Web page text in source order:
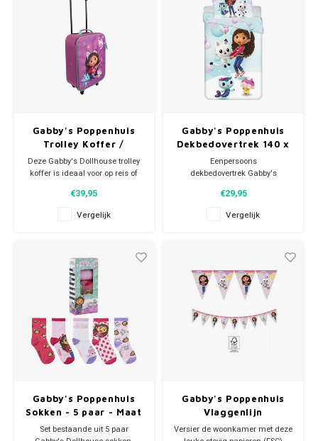
Gabby's Poppenhuis
Trolley Koffer /
Reiskoffer
Deze Gabby's Dollhouse trolley
koffer is ideaal voor op reis of
reiskoffer heeft 2 wielen, een
dubbele ritssluiting, een
tweetraps uitschuifbare
tijdens het reizen. Met ee
€39,95
Vergelijk
Gabby's Poppenhuis
Dekbedovertrek 140 x
200 cm
Eenpersoons
dekbedovertrek Gabby's
kussensloop. Deze Gabby's
Dollhouse dekbedhoes is
dubbelzijdig te gebruiken en
Afmeting dekbedovertrek: 140 x
20
€29,95
Vergelijk
Gabby's Poppenhuis
Sokken - 5 paar - Maat
23/26
Set bestaande uit 5 paar
Gabby's Poppenhuis
Vlaggenlijn
Versier de woonkamer met deze